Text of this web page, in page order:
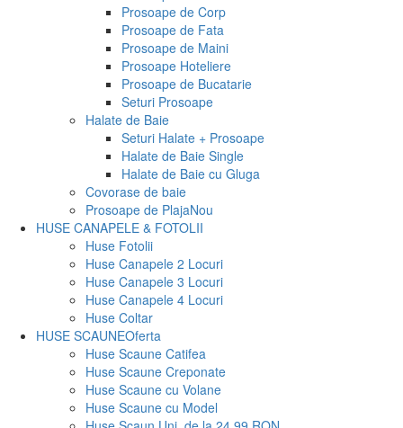
Prosoape de Corp
Prosoape de Fata
Prosoape de Maini
Prosoape Hoteliere
Prosoape de Bucatarie
Seturi Prosoape
Halate de Baie
Seturi Halate + Prosoape
Halate de Baie Single
Halate de Baie cu Gluga
Covorase de baie
Prosoape de PlajaNou
HUSE CANAPELE & FOTOLII
Huse Fotolii
Huse Canapele 2 Locuri
Huse Canapele 3 Locuri
Huse Canapele 4 Locuri
Huse Coltar
HUSE SCAUNEOferta
Huse Scaune Catifea
Huse Scaune Creponate
Huse Scaune cu Volane
Huse Scaune cu Model